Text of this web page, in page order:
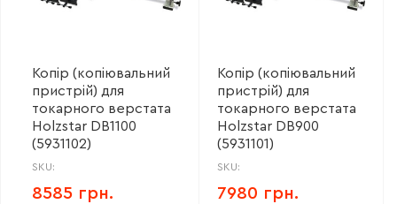
Копір (копіювальний
пристрій) для
токарного верстата
Holzstar DB1100
(5931102)
SKU:
8585 грн.
Копір (копіювальний
пристрій) для
токарного верстата
Holzstar DB900
(5931101)
SKU:
7980 грн.